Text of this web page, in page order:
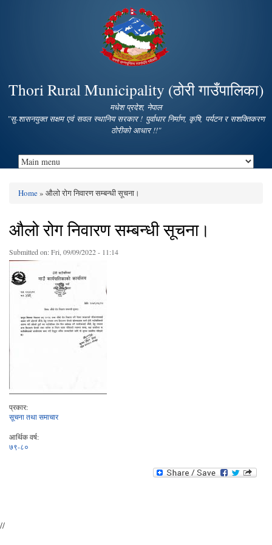
main
content
Thori Rural Municipality (ठोरी गाउँपालिका)
मधेश प्रदेश, नेपाल
"सु-शासनयुक्त सक्षम एवं सवल स्थानिय सरकार ! पुर्वाधार निर्माण, कृषि, पर्यटन र सशक्तिकरण
ठोरीको आधार !!"
Home» औलो रोग निवारण सम्बन्धी सूचना।
औलो रोग निवारण सम्बन्धी सूचना।
Submitted on:Fri, 09/09/2022 - 11:14
प्रकार:
सूचना तथा समाचार
आर्थिक वर्ष:
७९-८०
//